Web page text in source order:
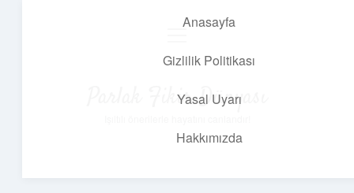
Anasayfa
Gizlilik Politikası
Yasal Uyarı
Hakkımızda
Parlak Fikir Dünyası